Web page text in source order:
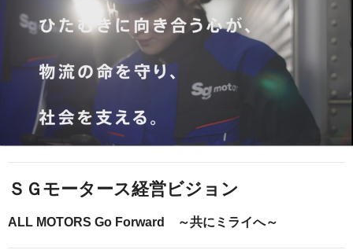
ＳＧモータース経営ビジョン
ALL MOTORS Go Forward ～共にミライへ～